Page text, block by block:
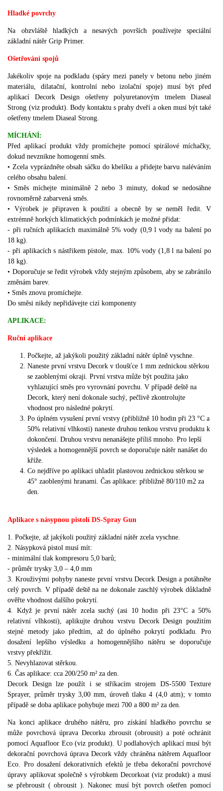
Hladké povrchy
Na obzvláště hladkých a nesavých površích používejte speciální
základní nátěr Grip Primer.
Ošetřování spojů
Jakékoliv spoje na podkladu (spáry mezi panely v betonu nebo jiném
materiálu, dilatační, kontrolní nebo izolační spoje) musí být před
aplikací Decork Design ošetřeny polyuretanovým tmelem Diaseal
Strong (viz produkt). Body kontaktu s prahy dveří a oken musí být také
ošetřeny tmelem Diaseal Strong.
MÍCHÁNÍ:
Před aplikací produkt vždy promíchejte pomocí spirálové míchačky,
dokud nevznikne homogenní směs.
• Zcela vyprázdněte obsah sáčku do kbelíku a přidejte barvu naléváním
celého obsahu balení.
• Směs míchejte minimálně 2 nebo 3 minuty, dokud se nedosáhne
rovnoměrně zabarvená směs.
• Výrobek je připraven k použití a obecně by se neměl ředit. V
extrémně horkých klimatických podmínkách je možné přidat:
- při ručních aplikacích maximálně 5% vody (0,9 l vody na balení po
18 kg).
- při aplikacích s nástřikem pistole, max. 10% vody (1,8 l na balení po
18 kg).
• Doporučuje se ředit výrobek vždy stejným způsobem, aby se zabránilo
změnám barev.
• Směs znovu promíchejte.
Do směsi nikdy nepřidávejte cizí komponenty
APLIKACE:
Ruční aplikace
Počkejte, až jakýkoli použitý základní nátěr úplně vyschne.
Naneste první vrstvu Decork v tloušťce 1 mm zednickou stěrkou
se zaoblenými okraji.
První vrstva může být použita jako
vyhlazující směs pro vyrovnání povrchu.
V případě deště na
Decork, který není dokonale suchý, pečlivě zkontrolujte
vhodnost pro následné pokrytí.
Po úplném vysušení první vrstvy (přibližně 10 hodin při 23 °C a
50% relativní vlhkosti) naneste druhou tenkou vrstvu produktu k
dokončení. Druhou vrstvu nenanášejte příliš mnoho. Pro lepší
výsledek a homogennější povrch se doporučuje nátěr nanášet do
kříže.
Co nejdříve po aplikaci uhladit plastovou zednickou stěrkou se
45° zaoblenými hranami.
Čas aplikace: přibližně 80/110 m2 za
den.
Aplikace s násypnou pistolí DS-Spray Gun
1.Počkejte, až jakýkoli použitý základní nátěr zcela vyschne.
2.Násypková pistol musí mít:
-minimální tlak kompresoru 5,0 barů;
-průměr trysky 3,0 – 4,0 mm
3.Krouživými pohyby naneste první vrstvu Decork Design a potáhněte
celý povrch.
V případě deště na ne dokonale zaschlý výrobek důkladně
ověřte vhodnost dalšího pokrytí.
4. Když je první nátěr zcela suchý (asi 10 hodin při 23°C a 50%
relativní vlhkosti), aplikujte druhou vrstvu Decork Design použitím
stejné metody jako předtím, až do úplného pokrytí podkladu.
Pro
dosažení lepšího výsledku a homogennějšího nátěru se doporučuje
vrstvy překřížit.
5.Nevyhlazovat stěrkou.
6.Čas aplikace: cca 200/250 m² za den.
Decork Design lze použít i se stříkacím strojem DS-5500 Texture
Sprayer, průměr trysky 3,00 mm, úroveň tlaku 4 (4,0 atm); v tomto
případě se doba aplikace pohybuje mezi 700 a 800 m² za den.
Na konci aplikace druhého nátěru, pro získání hladkého povrchu se
může povrchová úprava Decorku zbrousit (obrousit) a poté ochránit
pomocí Aquafloor Eco (viz produkt). U podlahových aplikací musí být
dekorační povrchová úprava Decork vždy chráněna nátěrem Aquafloor
Eco. Pro dosažení dekorativních efektů je třeba dekorační povrchové
úpravy aplikovat společně s výrobkem Decorkoat (viz produkt) a musí
se přebrousit ( obrousit ).
Nakonec musí být povrch ošetřen pomocí